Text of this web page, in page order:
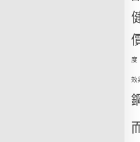
度
效